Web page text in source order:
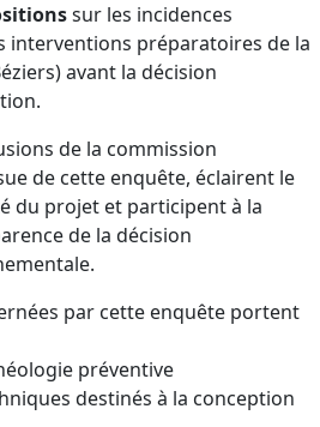
sur les incidences
interventions préparatoires de la
avant la décision
de la commission
de cette enquête, éclairent le
du projet et participent à la
de la décision
par cette enquête portent
préventive
destinés à la conception